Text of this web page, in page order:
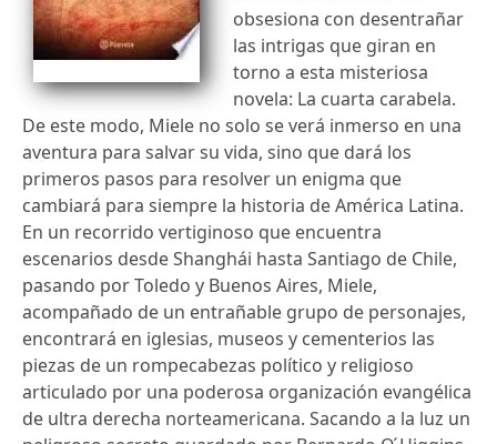
obsesiona con desentrañar
las intrigas que giran en
torno a esta misteriosa
novela: La cuarta carabela.
De este modo, Miele no solo se verá inmerso en una
aventura para salvar su vida, sino que dará los
primeros pasos para resolver un enigma que
cambiará para siempre la historia de América Latina.
En un recorrido vertiginoso que encuentra
escenarios desde Shanghái hasta Santiago de Chile,
pasando por Toledo y Buenos Aires, Miele,
acompañado de un entrañable grupo de personajes,
encontrará en iglesias, museos y cementerios las
piezas de un rompecabezas político y religioso
articulado por una poderosa organización evangélica
de ultra derecha norteamericana. Sacando a la luz un